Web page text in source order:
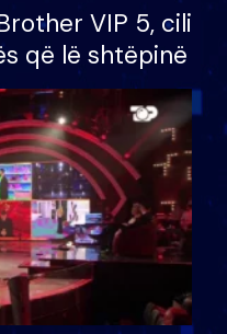
VIP 5, cili
që lë shtëpinë